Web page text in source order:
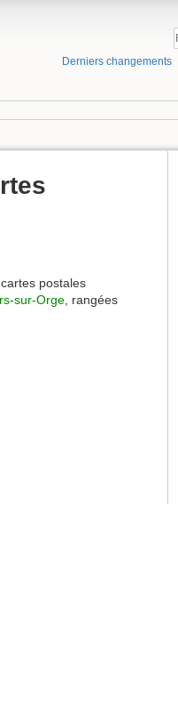
Derniers changements
postales
sur-Orge , rangées